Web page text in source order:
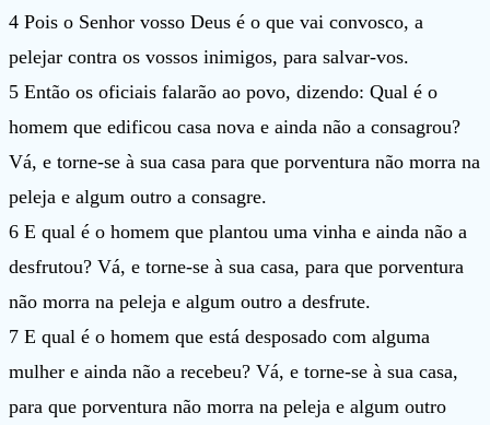
4 Pois o Senhor vosso Deus é o que vai convosco, a
pelejar contra os vossos inimigos, para salvar-vos.
5 Então os oficiais falarão ao povo, dizendo: Qual é o
homem que edificou casa nova e ainda não a consagrou?
Vá, e torne-se à sua casa para que porventura não morra na
peleja e algum outro a consagre.
6 E qual é o homem que plantou uma vinha e ainda não a
desfrutou? Vá, e torne-se à sua casa, para que porventura
não morra na peleja e algum outro a desfrute.
7 E qual é o homem que está desposado com alguma
mulher e ainda não a recebeu? Vá, e torne-se à sua casa,
para que porventura não morra na peleja e algum outro